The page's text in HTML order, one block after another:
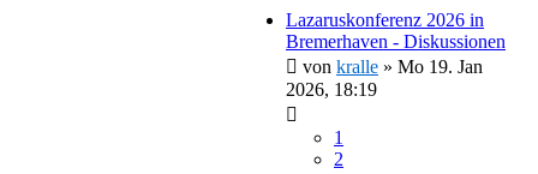
Lazaruskonferenz 2026 in
Bremerhaven - Diskussionen
von kralle » Mo 19. Jan
2026, 18:19
1
2